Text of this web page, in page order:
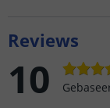
Reviews
10